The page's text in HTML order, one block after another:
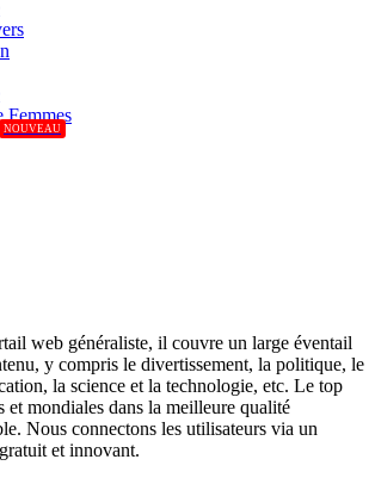
Femmes
NOUVEAU
web généraliste, il couvre un large éventail
y compris le divertissement, la politique, le
la science et la technologie, etc. Le top
et mondiales dans la meilleure qualité
Nous connectons les utilisateurs via un
et innovant.